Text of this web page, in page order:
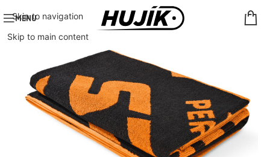
Skip to navigation
Skip to main content
MENU